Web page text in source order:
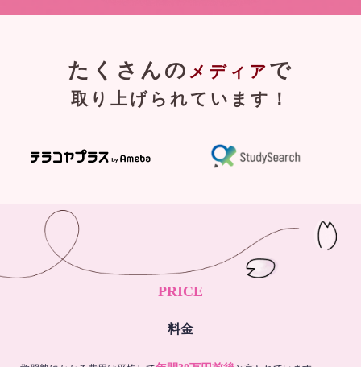
たくさんの メディア で
取り上げられています！
PRICE
料金